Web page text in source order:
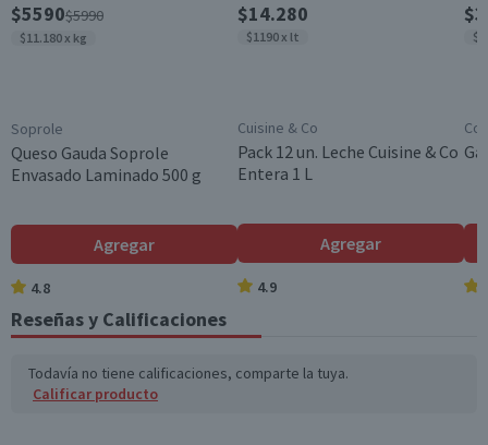
$5590$5990
$11.180 x kg
Soprole
Queso Gauda Soprole
Envasado Laminado 500 g
Agregar
4.8
$14.280
$1190 x lt
Cuisine & Co
Pack 12 un. Leche Cuisine & Co
Entera 1 L
Agregar
4.9
Reseñas y Calificaciones
Todavía no tiene calificaciones, comparte la tuya.
Calificar producto